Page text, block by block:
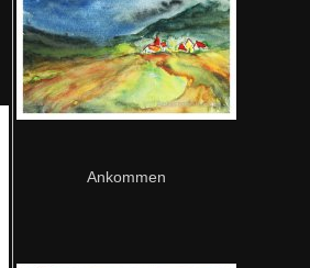
Ankommen